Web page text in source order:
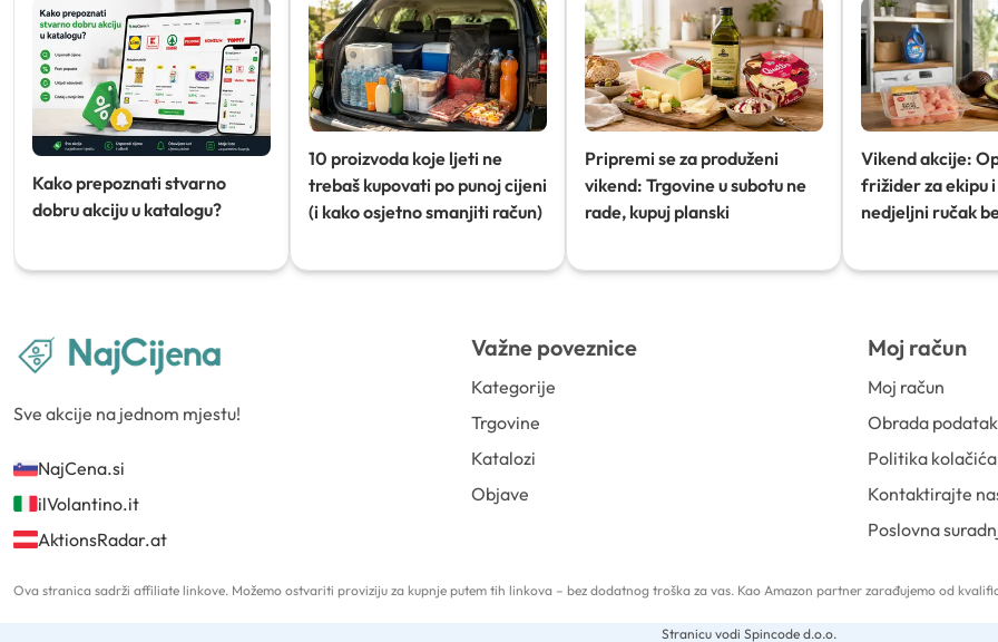
Kako prepoznati stvarno
dobru akciju u katalogu?
10 proizvoda koje ljeti ne
trebaš kupovati po punoj cijeni
(i kako osjetno smanjiti račun)
Pripremi se za produženi
vikend: Trgovine u subotu ne
rade, kupuj planski
Vikend akcije:
frižider za ekipu
nedjeljni ručak
Sve akcije na jednom mjestu!
NajCena.si
ilVolantino.it
AktionsRadar.at
Važne poveznice
Kategorije
Trgovine
Katalozi
Objave
Moj račun
Moj račun
Obrada
Politika kolačića
Kontaktirajte
Poslovna
Ova stranica sadrži affiliate linkove. Možemo ostvariti proviziju za kupnje putem tih linkova – bez dodatnog troška za vas. Kao Amazon partner zarađujemo od
Stranicu vodi Spincode d.o.o.